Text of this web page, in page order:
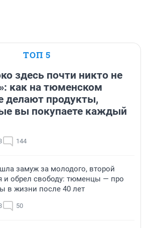
ТОП 5
здесь почти никто не
как на тюменском
делают продукты,
вы покупаете каждый
144
замуж за молодого, второй
и обрел свободу: тюменцы — про
в жизни после 40 лет
50